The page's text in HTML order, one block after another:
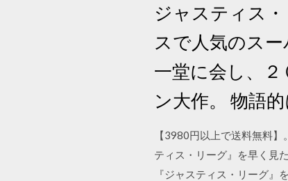
ジャスティス
スで人気のス
一堂に会し、
ン大作。 物語
【3980円以上で送料無料
ティス・リーグ』を早く見
『ジャスティス・リーグ